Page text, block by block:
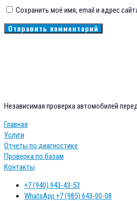
Сохранить моё имя, email и адрес
Независимая проверка автомобилей
Главная
Услуги
Отчеты по диагностике
Проверка по базам
Контакты
+7 (940) 943-43-53
WhatsApp +7 (985) 643-00-08